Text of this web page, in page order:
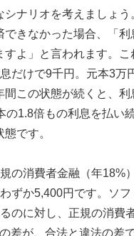
シナリオを考えましょ
できなかった場合、「利
すよ」と言われます。
だけで9千円。元本3万
間この状態が続くと、
の1.8倍もの利息を払い
です。
の消費者金融（年18%
ずか5,400円です。ソフ
のに対し、正規の消費
差が、合法と違法の差で